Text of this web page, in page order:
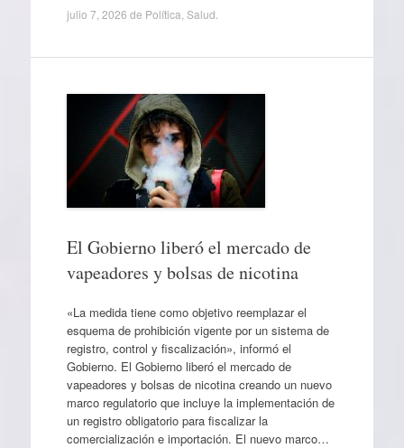
julio 7, 2026 de Política Salud
El Gobierno liberó el mercado de
vapeadores y bolsas de nicotina
«La medida tiene como objetivo reemplazar el
esquema de prohibición vigente por un sistema de
registro, control y fiscalización», informó el
Gobierno. El Gobierno liberó el mercado de
vapeadores y bolsas de nicotina creando un nuevo
marco regulatorio que incluye la implementación de
un registro obligatorio para fiscalizar la
comercialización e importación. El nuevo marco…